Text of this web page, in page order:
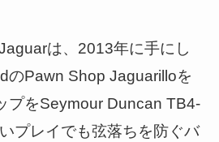
は、2013年に手にし
のPawn Shop Jaguarilloを
プをSeymour Duncan TB4-
プレイでも弦落ちを防ぐバ